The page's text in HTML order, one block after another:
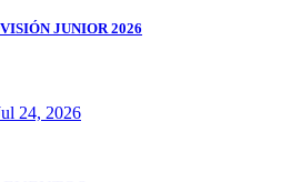
JUNIOR 2026
24, 2026